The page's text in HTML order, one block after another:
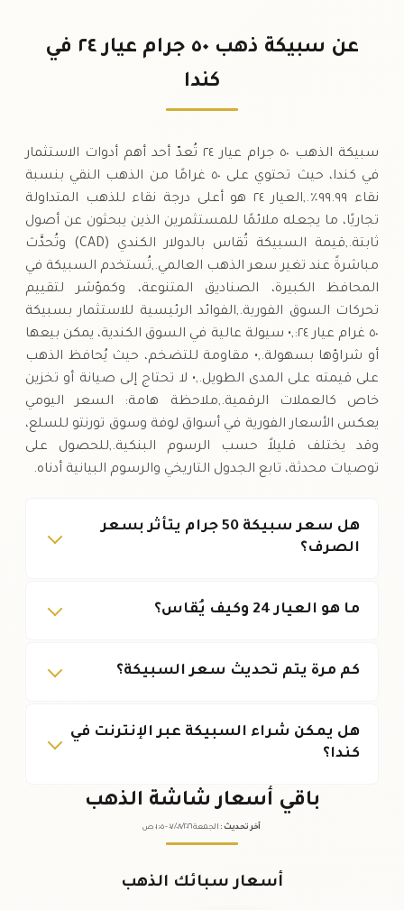
٩دولار كندي
عن سبيكة ذهب ٥٠ جرام عيار ٢٤ في
كندا
سبيكة الذهب ٥٠ جرام عيار ٢٤ تُعدّ أحد أهم أدوات الاستثمار
في كندا، حيث تحتوي على ٥٠ غرامًا من الذهب النقي بنسبة
نقاء ٩٩.٩٩٪.,العيار ٢٤ هو أعلى درجة نقاء للذهب المتداولة
تجاريًا، ما يجعله ملائمًا للمستثمرين الذين يبحثون عن أصول
ثابتة.,قيمة السبيكة تُقاس بالدولار الكندي (CAD) وتُحدَّث
مباشرةً عند تغير سعر الذهب العالمي.,تُستخدم السبيكة في
المحافظ الكبيرة، الصناديق المتنوعة، وكمؤشر لتقييم
تحركات السوق الفورية.,الفوائد الرئيسية للاستثمار بسبيكة
٥٠ غرام عيار ٢٤:,• سيولة عالية في السوق الكندية، يمكن بيعها
أو شراؤها بسهولة.,• مقاومة للتضخم، حيث يُحافظ الذهب
على قيمته على المدى الطويل.,• لا تحتاج إلى صيانة أو تخزين
خاص كالعملات الرقمية.,ملاحظة هامة: السعر اليومي
يعكس الأسعار الفورية في أسواق لوفة وسوق تورنتو للسلع،
وقد يختلف قليلاً حسب الرسوم البنكية.,للحصول على
توصيات محدثة، تابع الجدول التاريخي والرسوم البيانية أدناه.
هل سعر سبيكة 50 جرام يتأثر بسعر
الصرف؟
ما هو العيار 24 وكيف يُقاس؟
كم مرة يتم تحديث سعر السبيكة؟
هل يمكن شراء السبيكة عبر الإنترنت في
كندا؟
باقي أسعار شاشة الذهب
آخر تحديث : الجمعة ٠٧ /٠٨/٢٠٢٦ - ٠١:٠٥ ص
أسعار سبائك الذهب